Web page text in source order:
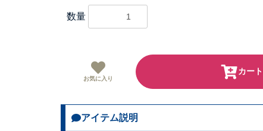
お気に入り
カー
数量
アイテム説明